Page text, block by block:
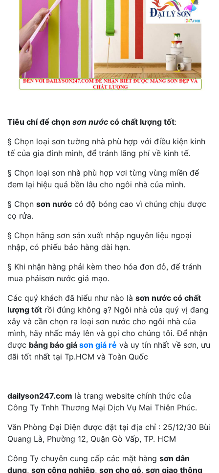
Tiêu chí để chọn sơn nước có chất lượng tốt:
§ Chọn loại sơn tường nhà phù hợp với điều kiện kinh
tế của gia đình mình, để tránh lãng phí về kinh tế.
§ Chọn loại sơn nhà phù hợp vơi từng vùng miền để
đem lại hiệu quả bền lâu cho ngôi nhà của mình.
§ Chọn sơn nước có độ bóng cao vì chúng chịu được
cọ rửa.
§ Chọn hãng sơn sản xuất nhập nguyên liệu ngoại
nhập, có phiếu bảo hàng dài hạn.
§ Khi nhận hàng phải kèm theo hóa đơn đỏ, để tránh
mua phảisơn nước giả mạo.
Các quý khách đã hiểu như nào là sơn nước có chất
lượng tốt rồi đúng không ạ? Ngôi nhà của quý vị đang
xây và cần chọn ra loại sơn nước cho ngôi nhà của
mình, hãy nhấc máy lên và gọi cho chúng tôi. Để nhận
được bảng báo giá sơn giá rẻ và uy tín nhất về sơn, ưu
đãi tốt nhất tại Tp.HCM và Toàn Quốc
dailyson247.com là trang website chính thức của
Công Ty Tnhh Thương Mại Dịch Vụ Mai Thiên Phúc.
Văn Phòng Đại Diện được đặt tại địa chỉ : 25/12/30 Bùi
Quang Là, Phường 12, Quận Gò Vấp, TP. HCM
Công Ty chuyên cung cấp các mặt hàng sơn dân
dụng, sơn công nghiệp, sơn cho gỗ, sơn giao thông